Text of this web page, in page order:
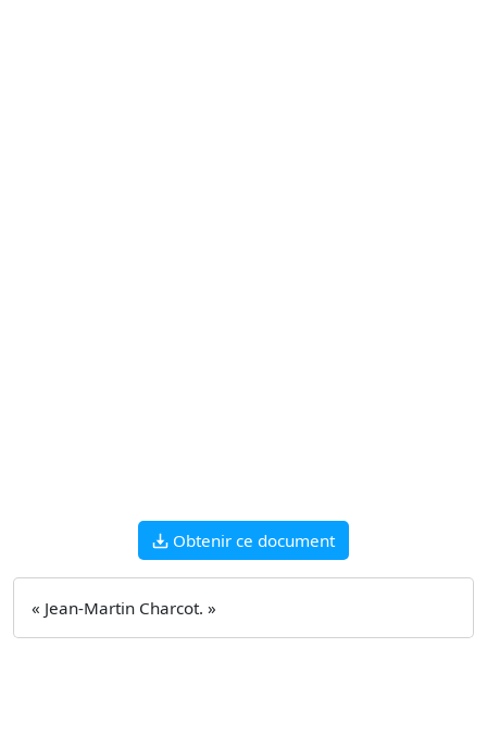
Obtenir ce document
« Jean-Martin Charcot. »